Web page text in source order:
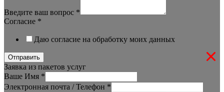
Введите ваш вопрос *
Согласие *
Даю согласие на обработку моих данных
Отправить
Заявка из пакетов услуг
Ваше Имя *
Электронная почта / Телефон *